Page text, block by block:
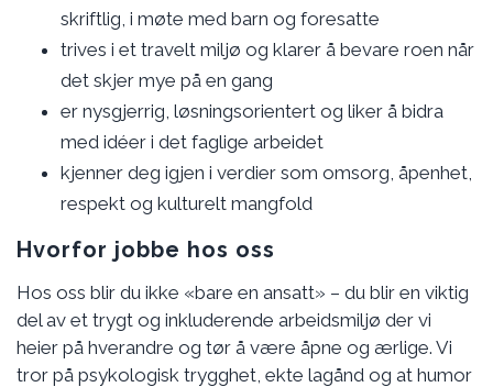
skriftlig, i møte med barn og foresatte
trives i et travelt miljø og klarer å bevare roen når
det skjer mye på en gang
er nysgjerrig, løsningsorientert og liker å bidra
med idéer i det faglige arbeidet
kjenner deg igjen i verdier som omsorg, åpenhet,
respekt og kulturelt mangfold
Hvorfor jobbe hos oss
Hos oss blir du ikke «bare en ansatt» – du blir en viktig
del av et trygt og inkluderende arbeidsmiljø der vi
heier på hverandre og tør å være åpne og ærlige. Vi
tror på psykologisk trygghet, ekte lagånd og at humor